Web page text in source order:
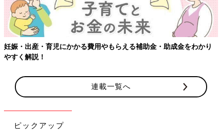
妊娠・出産・育児にかかる費用やもらえる補助金・助成金をわかり
やすく解説！
連載一覧へ
ピックアップ